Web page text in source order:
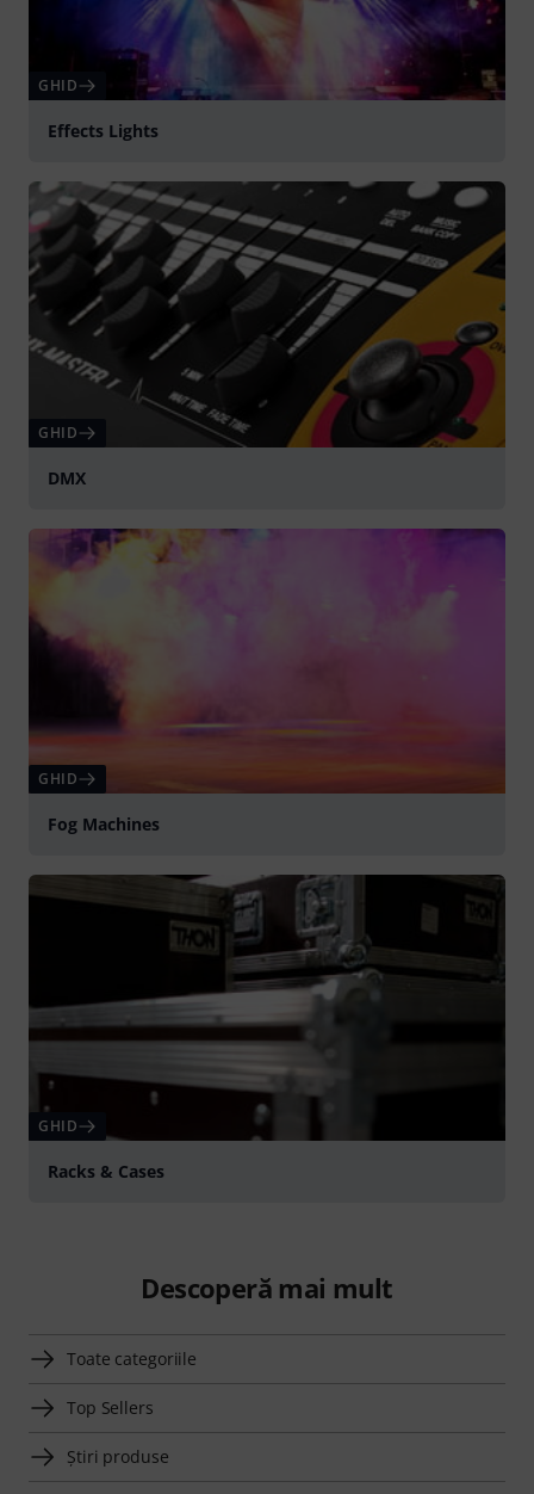
GHID
Effects Lights
GHID
DMX
GHID
Fog Machines
GHID
Racks & Cases
Descoperă mai mult
Toate categoriile
Top Sellers
Știri produse